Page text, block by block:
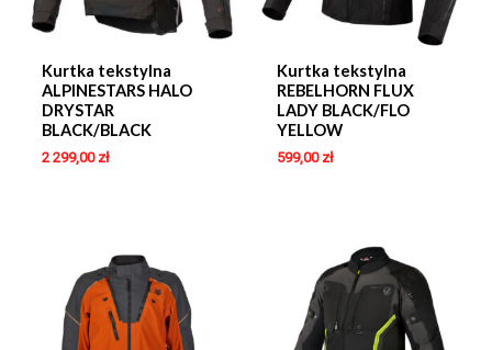
Kurtka tekstylna
ALPINESTARS HALO
DRYSTAR
BLACK/BLACK
2 299,00 zł
Kurtka tekstylna
REBELHORN FLUX
LADY BLACK/FLO
YELLOW
599,00 zł